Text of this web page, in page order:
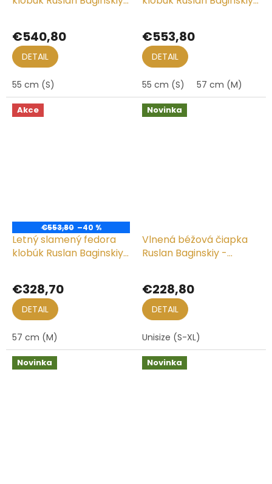
Straw Boater Hat
€540,80
DETAIL
55 cm (S)
€553,80
DETAIL
55 cm (S) 57 cm (M)
Akce
€553,80 –40 %
Letný slamený fedora
klobúk Ruslan Baginskiy
€328,70
DETAIL
57 cm (M)
Novinka
Vlnená béžová čiapka
Ruslan Baginskiy -
€228,80
DETAIL
Unisize (S-XL)
Novinka Novinka